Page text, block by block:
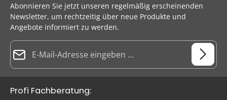
Abonnieren Sie jetzt unseren regelmäßig erscheinenden
Newsletter, um rechtzeitig über neue Produkte und
Angebote informiert zu werden.
E-Mail-Adresse*
Datenschutz
Ich habe dieDatenschutzbestimmungen
Die mit einem Stern (*) markierten Felder sind Pflichtfelder.
Profi Fachberatung: